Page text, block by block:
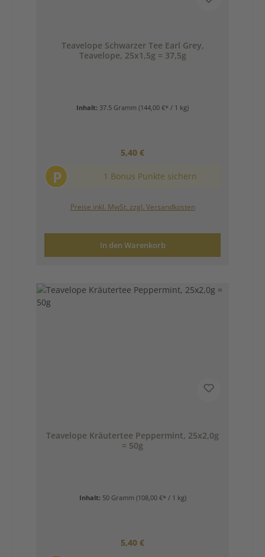
Teavelope Schwarzer Tee Earl Grey,
Teavelope, 25x1,5g = 37,5g
Inhalt: 37.5 Gramm (144,00 €* / 1 kg)
Regulärer Preis:
5,40 €
P 1 Bonus Punkte sichern
Preise inkl. MwSt. zzgl. Versandkosten
In den Warenkorb
Teavelope Kräutertee Peppermint, 25x2,0g
= 50g
Inhalt: 50 Gramm (108,00 €* / 1 kg)
Regulärer Preis:
5,40 €